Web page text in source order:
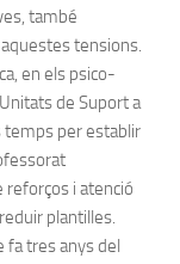
també
tensions.
en els psico-
de Suport a
temps per establir
reforços i atenció
plantilles.
tres anys del